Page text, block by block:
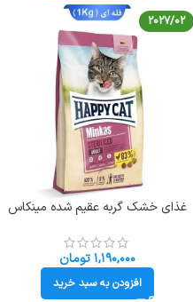
2027/02
غذای خشک گربه عقیم شده مینکاس
کیلوگرم (فله ای) Minkas Sterilised
۱,۱۹۰,۰۰۰ تومان
افزودن به سبد خرید